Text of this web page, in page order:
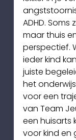
ADHD.
maar thuis
perspectief.
ieder kind
juiste
het
voor een
van Team
een huisarts
voor kind en